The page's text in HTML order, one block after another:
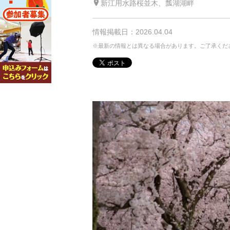
新江用水路桜並木、瓢湖湖畔
情報掲載日：2026.04.04
※最新の情報とは異なる場合があります。ご了承くだ